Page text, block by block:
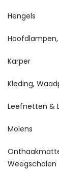
Hengels
Karper
Kleding,
Leefnetten &
Molens
Weegschalen